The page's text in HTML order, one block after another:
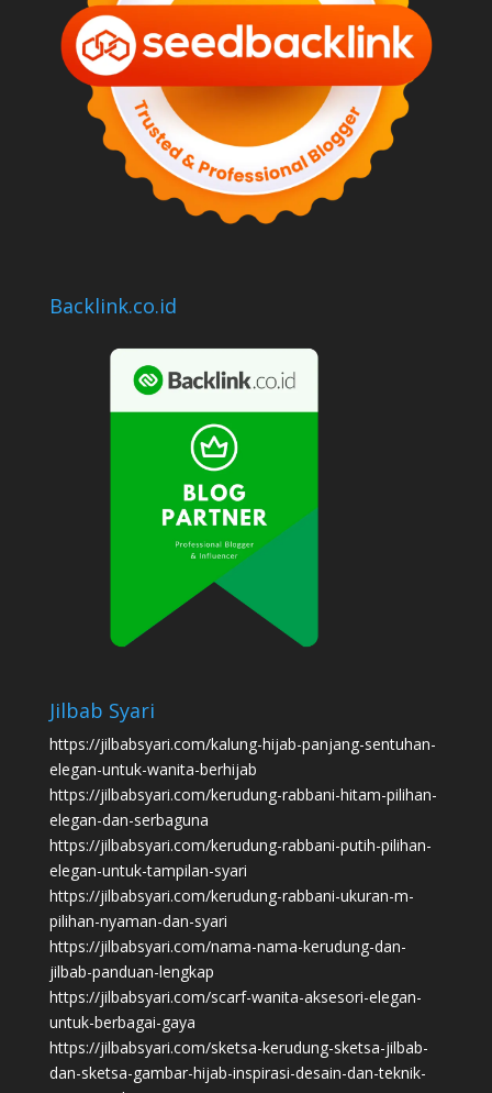
Backlink.co.id
Jilbab Syari
https://jilbabsyari.com/kalung-hijab-panjang-sentuhan-
elegan-untuk-wanita-berhijab
https://jilbabsyari.com/kerudung-rabbani-hitam-pilihan-
elegan-dan-serbaguna
https://jilbabsyari.com/kerudung-rabbani-putih-pilihan-
elegan-untuk-tampilan-syari
https://jilbabsyari.com/kerudung-rabbani-ukuran-m-
pilihan-nyaman-dan-syari
https://jilbabsyari.com/nama-nama-kerudung-dan-
jilbab-panduan-lengkap
https://jilbabsyari.com/scarf-wanita-aksesori-elegan-
untuk-berbagai-gaya
https://jilbabsyari.com/sketsa-kerudung-sketsa-jilbab-
dan-sketsa-gambar-hijab-inspirasi-desain-dan-teknik-